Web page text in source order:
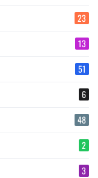
23
13
51
6
48
2
3